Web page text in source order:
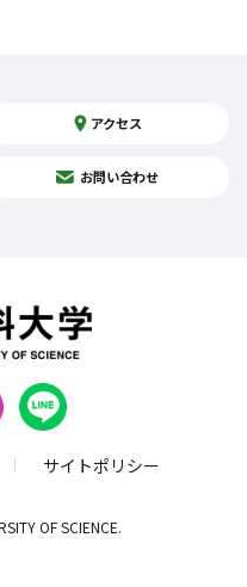
アクセス
お問い合わせ
サイトポリシー
OF SCIENCE.